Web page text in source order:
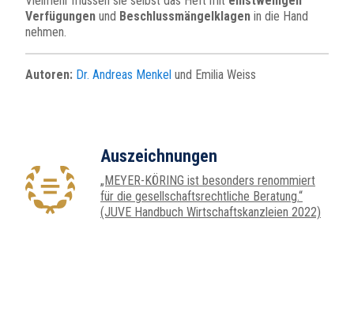
Verfügungen und Beschlussmängelklagen in die Hand
nehmen.
Autoren: Dr. Andreas Menkel und Emilia Weiss
Auszeichnungen
„MEYER-KÖRING ist besonders renommiert
für die gesellschaftsrechtliche Beratung.“
(JUVE Handbuch Wirtschaftskanzleien 2022)